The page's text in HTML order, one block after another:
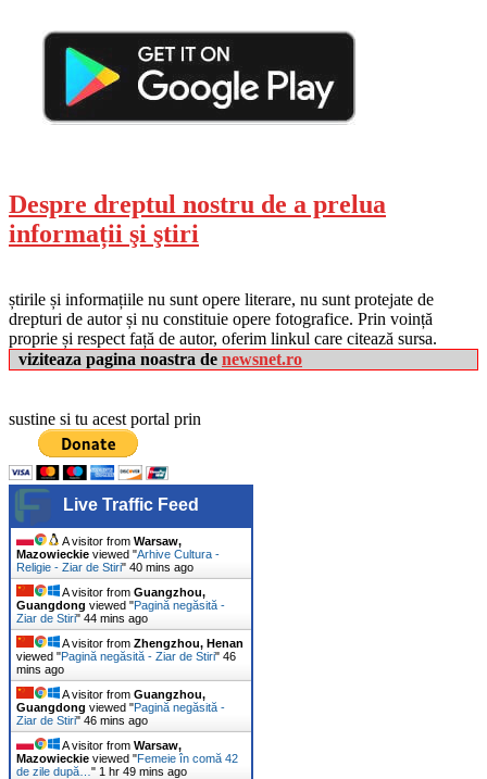
Despre dreptul nostru de a prelua
informații şi ştiri
știrile și informațiile nu sunt opere literare, nu sunt protejate de
drepturi de autor și nu constituie opere fotografice. Prin voință
proprie și respect față de autor, oferim linkul care citează sursa.
viziteaza pagina noastra de newsnet.ro
sustine si tu acest portal prin
Live Traffic Feed
A visitor from Warsaw,
Mazowieckie viewed "Arhive Cultura -
Religie - Ziar de Stiri" 40 mins ago
A visitor from Guangzhou,
Guangdong viewed "Pagină negăsită -
Ziar de Stiri" 44 mins ago
A visitor from Zhengzhou, Henan
viewed "Pagină negăsită - Ziar de Stiri" 47
mins ago
A visitor from Guangzhou,
Guangdong viewed "Pagină negăsită -
Ziar de Stiri" 47 mins ago
A visitor from Warsaw,
Mazowieckie viewed "Femeie în comă 42
de zile după… " 1 hr 49 mins ago